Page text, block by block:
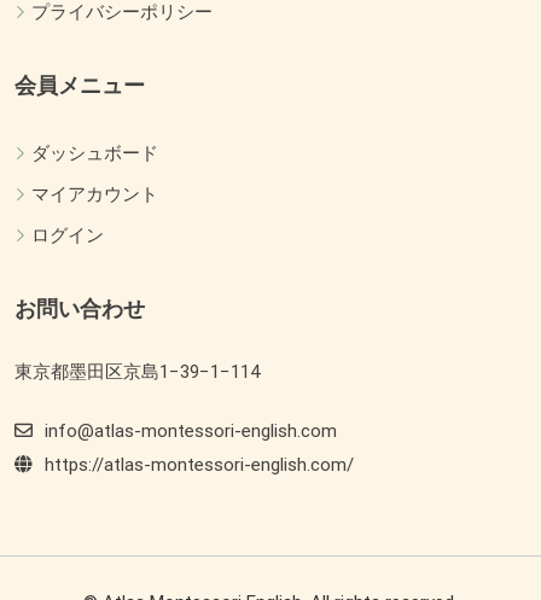
プライバシーポリシー
会員メニュー
ダッシュボード
マイアカウント
ログイン
お問い合わせ
東京都墨田区京島1−39−1−114
info@atlas-montessori-english.com
https://atlas-montessori-english.com/